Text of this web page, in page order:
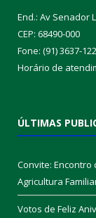
End.: Av Senador
CEP: 68490-000
Fone: (91) 3637-
Horário de
ÚLTIMAS
Convite: Encontro
Agricultura
Votos de Feliz